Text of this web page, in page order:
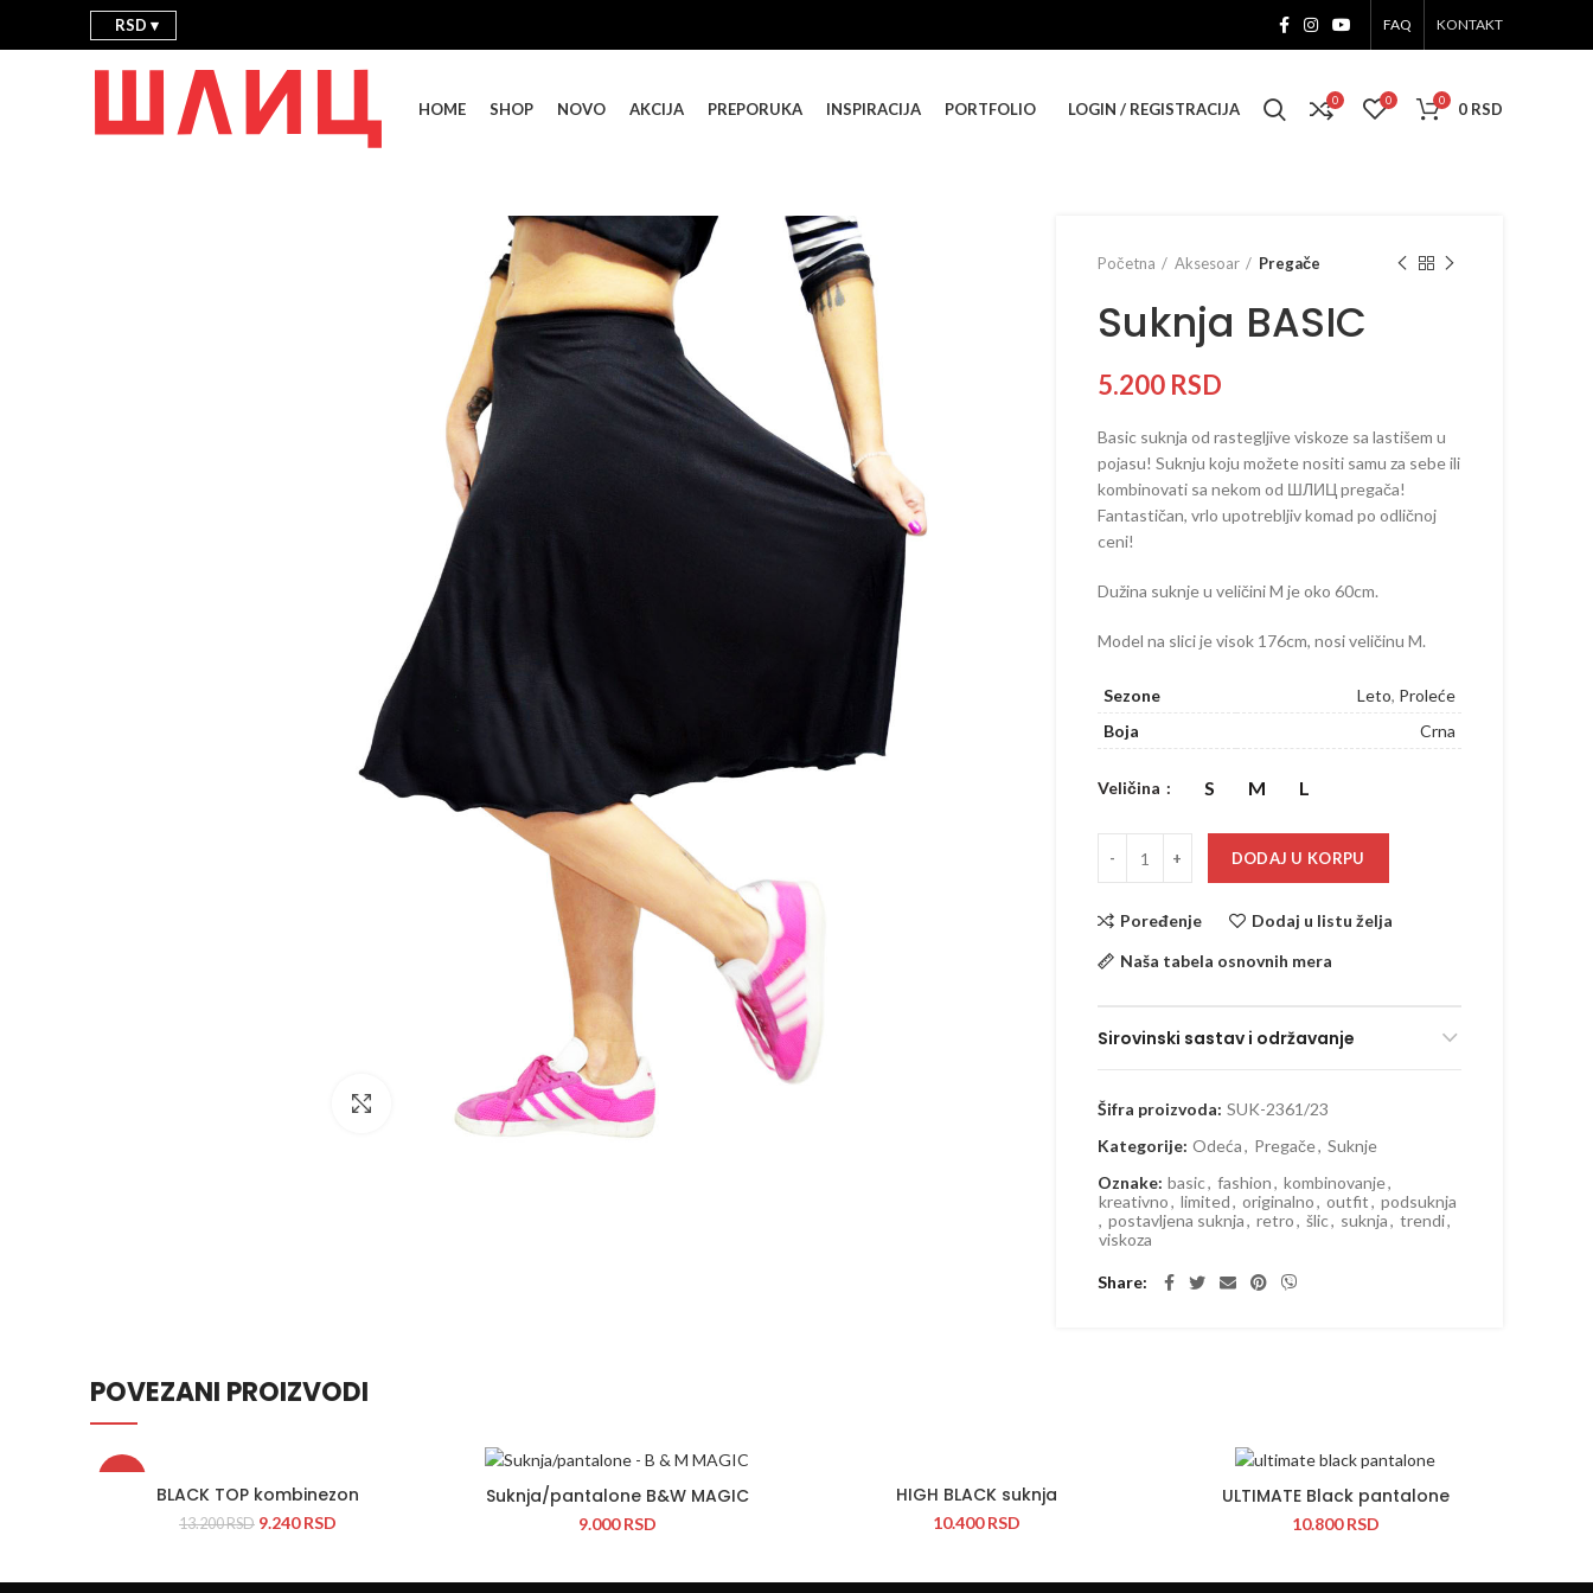
RSD FAQ KONTAKT
HOME SHOP NOVO AKCIJA PREPORUKA INSPIRACIJA PORTFOLIO LOGIN / REGISTRACIJA 0 0 0 0 RSD
Prikaži sliku u punoj veličini
Početna Aksesoar Pregače
Suknja BASIC
5.200 RSD
Basic suknja od rastegljive viskoze sa lastišem u
pojasu! Suknju koju možete nositi samu za sebe ili
kombinovati sa nekom od ШЛИЦ pregača!
Fantastičan, vrlo upotrebljiv komad po odličnoj
ceni!
Dužina suknje u veličini M je oko 60cm.
Model na slici je visok 176cm, nosi veličinu M.
Sezone Leto, Proleće
Boja
Crna
Veličina S M L
DODAJ U KORPU
Poređenje
Dodaj u listu želja
Naša tabela osnovnih mera
Sirovinski sastav i održavanje
Šifra proizvoda: SUK-2361/23
Kategorije: Odeća, Pregače, Suknje
Oznake: basic, fashion, kombinovanje,
kreativno, limited, originalno, outfit, podsuknja
, postavljena suknja, retro, šlic, suknja, trendi,
viskoza
Share
POVEZANI PROIZVODI
-30%
BLACK TOP kombinezon
13.200RSD 9.240RSD
Suknja/pantalone B&W MAGIC
9.000RSD
HIGH BLACK suknja
10.400RSD
ULTIMATE Black pantalone
10.800RSD